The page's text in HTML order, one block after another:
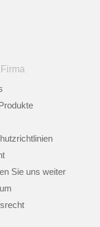
Sie uns weiter